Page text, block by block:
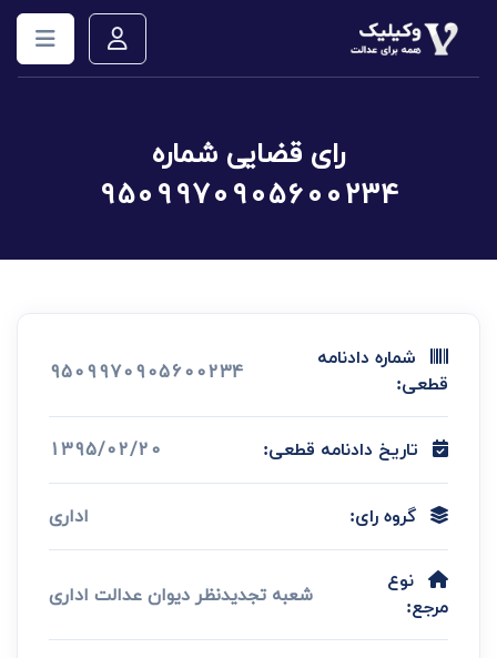
رای قضایی شماره
9509970905600234
شماره دادنامه
قطعی:
9509970905600234
تاریخ دادنامه قطعی: 1395/02/20
گروه رای: اداری
نوع
مرجع:
شعبه تجدیدنظر دیوان عدالت اداری